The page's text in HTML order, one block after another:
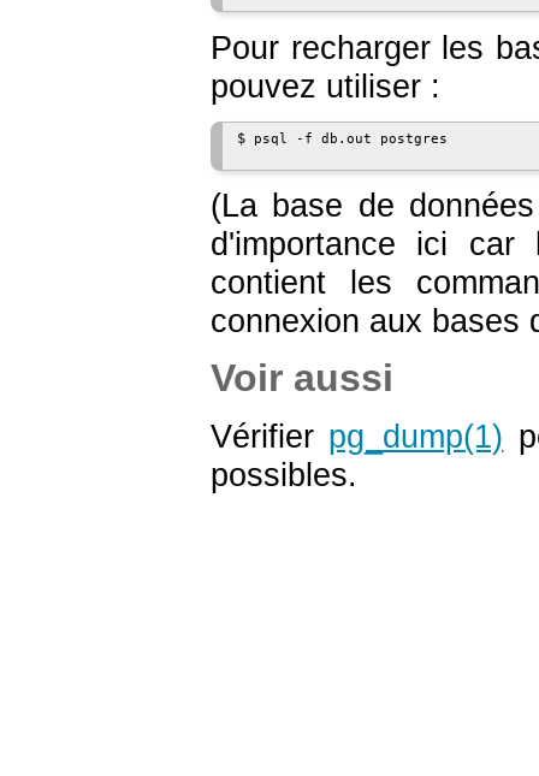
Pour recharger les
pouvez utiliser :
$ psql -f db.out postgres
(La base de
d'importance ici
contient les
connexion aux bases
Voir aussi
Vérifier pg_dump(1)
possibles.